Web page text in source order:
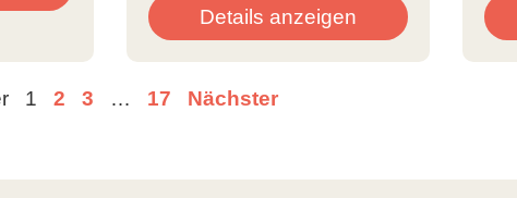
Details anzeigen
1 2 3 … 17 Nächster